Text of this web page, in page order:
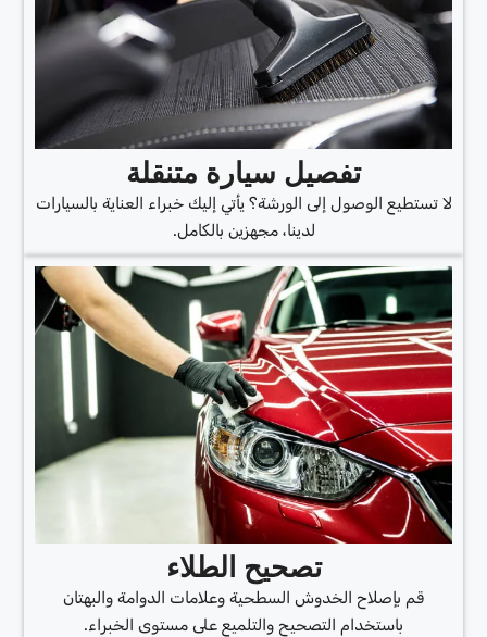
تفصيل سيارة متنقلة
لا تستطيع الوصول إلى الورشة؟ يأتي إليك خبراء العناية بالسيارات
لدينا، مجهزين بالكامل.
تصحيح الطلاء
قم بإصلاح الخدوش السطحية وعلامات الدوامة والبهتان
باستخدام التصحيح والتلميع على مستوى الخبراء.